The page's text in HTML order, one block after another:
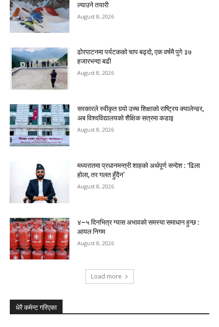
ल्याउने तयारी
August 8, 2026
ढोरपाटनमा पर्यटकको चाप बढ्दो, एक वर्षमै पुगे ३७
हजारभन्दा बढी
August 8, 2026
सरकारले स्वीकृत गर्‍यो उच्च शिक्षाको राष्ट्रिय क्यालेन्डर,
अब विश्वविद्यालयको शैक्षिक सत्रमा कडाइ
August 8, 2026
मध्यरातमा प्रधानमन्त्री शाहको अर्थपूर्ण सन्देश : ‘ढिला
होला, तर गलत हुँदैन’
August 8, 2026
४–५ दिनभित्र ग्यास अभावको समस्या समाधान हुन्छ :
आयल निगम
August 8, 2026
Load more
धेरै कमेन्ट गरिएका